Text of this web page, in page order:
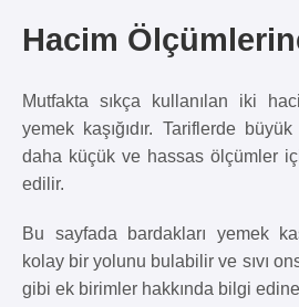
Hacim
Mutfakta sıkça kullanılan iki
yemek kaşığıdır. Tariflerde
daha küçük ve hassas ölçümler
edilir.
Bu sayfada bardakları yemek
kolay bir yolunu bulabilir ve sıvı
gibi ek birimler hakkında bilgi